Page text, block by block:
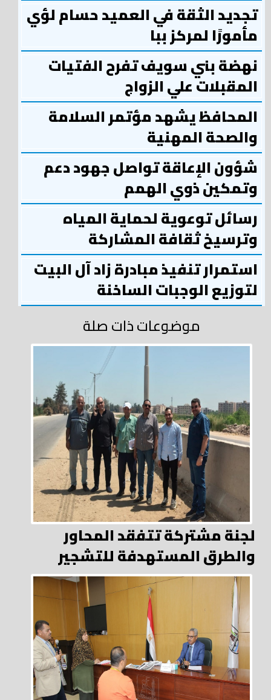
تجديد الثقة في العميد حسام لؤي
مأمورًا لمركز ببا
نهضة بني سويف تفرح الفتيات
المقبلات علي الزواج
المحافظ يشهد مؤتمر السلامة
والصحة المهنية
شؤون الإعاقة تواصل جهود دعم
وتمكين ذوي الهمم
رسائل توعوية لحماية المياه
وترسيخ ثقافة المشاركة
استمرار تنفيذ مبادرة زاد آل البيت
لتوزيع الوجبات الساخنة
موضوعات ذات صلة
لجنة مشتركة تتفقد المحاور
والطرق المستهدفة للتشجير